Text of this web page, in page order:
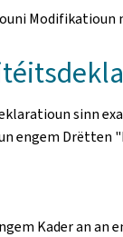
Modifikatioun
sinn
engem Drëtten
Kader an